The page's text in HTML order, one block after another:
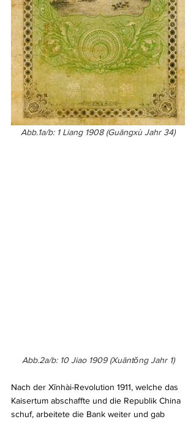
Abb.1a/b: 1 Liang 1908 (Guāngxù Jahr 34)
Abb.2a/b: 10 Jiao 1909 (Xuāntǒng Jahr 1)
Nach der Xīnhài-Revolution 1911, welche das
Kaisertum abschaffte und die Republik China
schuf, arbeitete die Bank weiter und gab